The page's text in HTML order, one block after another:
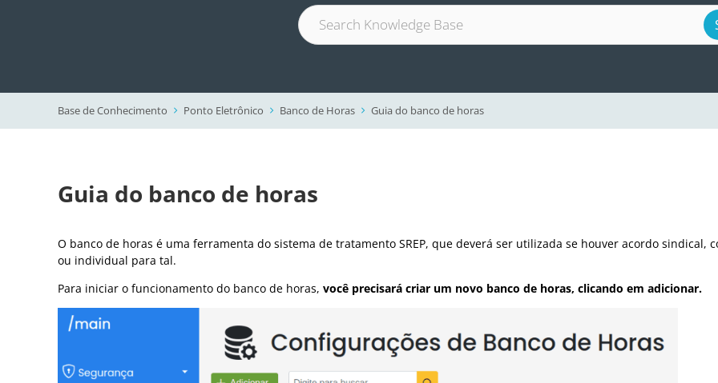
Base de Conhecimento Ponto Eletrônico Banco de Horas Guia do banco de horas
Guia do banco de horas
O banco de horas é uma ferramenta do sistema de tratamento SREP, que deverá ser utilizada se houver acordo sindical,
ou individual para tal.
Para iniciar o funcionamento do banco de horas, você precisará criar um novo banco de horas, clicando em adicionar.